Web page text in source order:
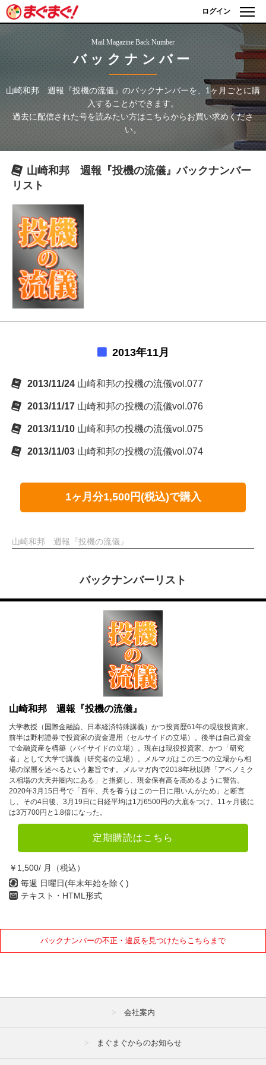
ログイン
Mail Magazine Back Number
バックナンバー
山崎和邦 週報『投機の流儀』 のバックナンバーを、1ヶ月ごとに購
入することができます。
過去に配信された号を読みたい方はこちらからお買い求めくださ
い。
山崎和邦 週報『投機の流儀』バックナンバー
リスト
2013年11月
2013/11/24 山崎和邦の投機の流儀vol.077
2013/11/17 山崎和邦の投機の流儀vol.076
2013/11/10 山崎和邦の投機の流儀vol.075
2013/11/03 山崎和邦の投機の流儀vol.074
1ヶ月分1,500円(税込)で購入
山崎和邦 週報『投機の流儀』
バックナンバーリスト
山崎和邦 週報『投機の流儀』
大学教授（国際金融論、日本経済特殊講義）かつ投資歴61年の現役投資家。
前半は野村證券で投資家の資金運用（セルサイドの立場）。後半は自己資金
で金融資産を構築（バイサイドの立場）。現在は現役投資家、かつ「研究
者」として大学で講義（研究者の立場）。メルマガはこの三つの立場から相
場の深層を述べるという趣旨です。メルマガ内で2018年秋以降「アベノミク
ス相場の大天井圏内にある」と指摘し、現金保有高を高めるように警告。
2020年3月15日号で「百年、兵を養うはこの一日に用いんがため」と断言
し、その4日後、3月19日に日経平均は1万6500円の大底をつけ、11ヶ月後に
は3万700円と1.8倍になった。
定期購読はこちら
￥1,500/ 月（税込）
毎週 日曜日(年末年始を除く)
テキスト・HTML形式
バックナンバーの不正・違反を見つけたらこちらまで
会社案内
まぐまぐからのお知らせ